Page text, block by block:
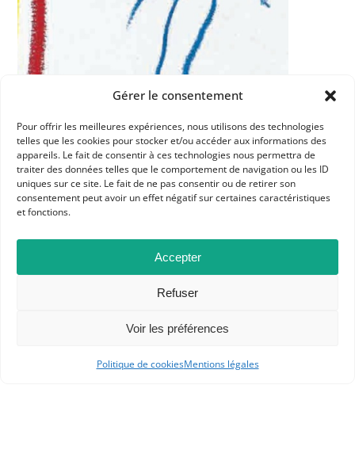
Gérer le consentement
Pour offrir les meilleures expériences, nous utilisons des technologies
telles que les cookies pour stocker et/ou accéder aux informations des
appareils. Le fait de consentir à ces technologies nous permettra de
traiter des données telles que le comportement de navigation ou les ID
uniques sur ce site. Le fait de ne pas consentir ou de retirer son
consentement peut avoir un effet négatif sur certaines caractéristiques
et fonctions.
Accepter
Refuser
Voir les préférences
Politique de cookiesMentions légales
Dans les catégories
ACTUALITÉS